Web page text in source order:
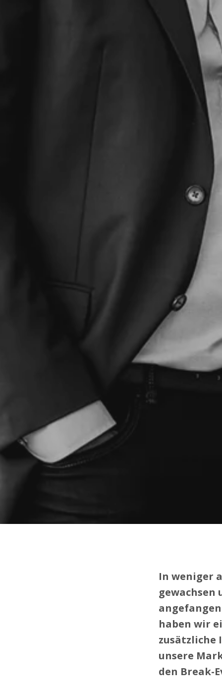
In weniger
gewachsen
haben wir
zusätzliche
unsere
den Break-